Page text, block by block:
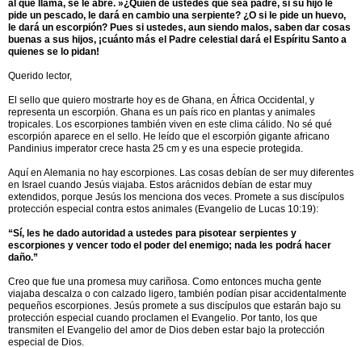
al que llama, se le abre. »¿Quién de ustedes que sea padre, si su hijo le
pide un pescado, le dará en cambio una serpiente? ¿O si le pide un huevo,
le dará un escorpión? Pues si ustedes, aun siendo malos, saben dar cosas
buenas a sus hijos, ¡cuánto más el Padre celestial dará el Espíritu Santo a
quienes se lo pidan!
Querido lector,
El sello que quiero mostrarte hoy es de Ghana, en África Occidental, y
representa un escorpión. Ghana es un país rico en plantas y animales
tropicales. Los escorpiones también viven en este clima cálido. No sé qué
escorpión aparece en el sello. He leído que el escorpión gigante africano
Pandinius imperator crece hasta 25 cm y es una especie protegida.
Aquí en Alemania no hay escorpiones. Las cosas debían de ser muy diferentes
en Israel cuando Jesús viajaba. Estos arácnidos debían de estar muy
extendidos, porque Jesús los menciona dos veces. Promete a sus discípulos
protección especial contra estos animales (Evangelio de Lucas 10:19):
“Sí, les he dado autoridad a ustedes para pisotear serpientes y
escorpiones y vencer todo el poder del enemigo; nada les podrá hacer
daño.”
Creo que fue una promesa muy cariñosa. Como entonces mucha gente
viajaba descalza o con calzado ligero, también podían pisar accidentalmente
pequeños escorpiones. Jesús promete a sus discípulos que estarán bajo su
protección especial cuando proclamen el Evangelio. Por tanto, los que
transmiten el Evangelio del amor de Dios deben estar bajo la protección
especial de Dios.